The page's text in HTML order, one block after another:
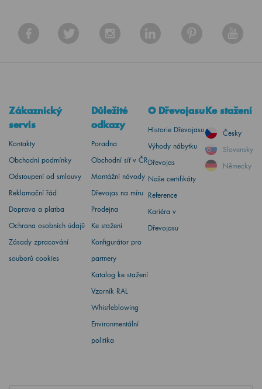
Zákaznický
servis
Kontakty
Obchodní podmínky
Odstoupení od smlouvy
Reklamační řád
Doprava a platba
Ochrana osobních údajů
Zásady zpracování
souborů cookies
Důležité
odkazy
Poradna
Obchodní síť v ČR
Montážní návody
Dřevojas na míru
Prodejna
Ke stažení
Konfigurátor pro
partnery
Katalog ke stažení
Vzorník RAL
Whistleblowing
Environmentální
politika
O Dřevojasu
Historie Dřevojasu
Výhody nábytku
Dřevojas
Naše certifikáty
Reference
Kariéra v
Dřevojasu
Ke stažení
Česky
Slovensky
Německy